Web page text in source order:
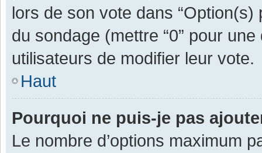
lors de son vote dans “Option(s)
du sondage (mettre “0” pour
utilisateurs de modifier leur vote.
Haut
Pourquoi ne puis-je pas
Le nombre d’options maximum